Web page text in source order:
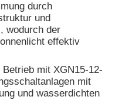
durch
und
wodurch der
effektiv
mit XGN15-12-
mit
und wasserdichten